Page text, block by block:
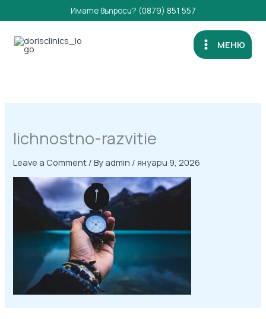
to
content
Имате въпроси? (0879) 851 557
МЕНЮ
lichnostno-razvitie
Leave a Comment / By admin / януари 9, 2026